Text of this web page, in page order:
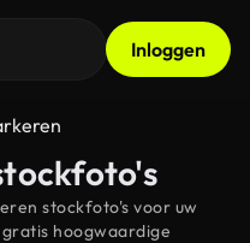
Inloggen
stockfoto's voor uw
hoogwaardige